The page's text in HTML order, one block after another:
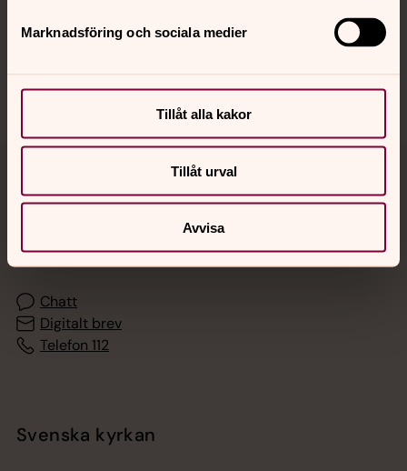
Marknadsföring och sociala medier
Tillåt alla kakor
Tillåt urval
Avvisa
Sociala kanaler
Jourhavande präst
Akut samtals- och krisstöd. Prata eller chatta anonymt
med en präst på kvällar och nätter.
Chatt
Digitalt brev
Telefon 112
Svenska kyrkan